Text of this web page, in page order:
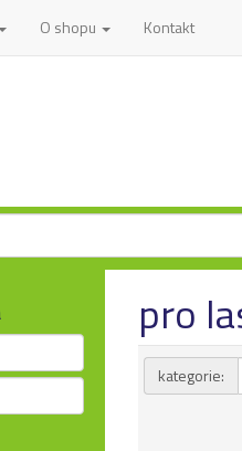
O shopu Kontakt
pro
kategorie: